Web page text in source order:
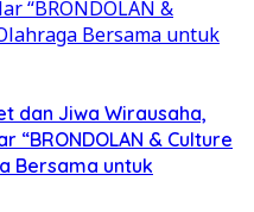
dan Jiwa Wirausaha,
“BRONDOLAN & Culture
Bersama untuk